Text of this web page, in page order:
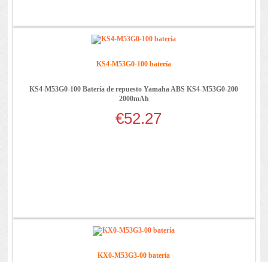
KS4-M53G0-100 batería
KS4-M53G0-100 Batería de repuesto Yamaha ABS KS4-M53G0-200
2000mAh
€52.27
KX0-M53G3-00 batería